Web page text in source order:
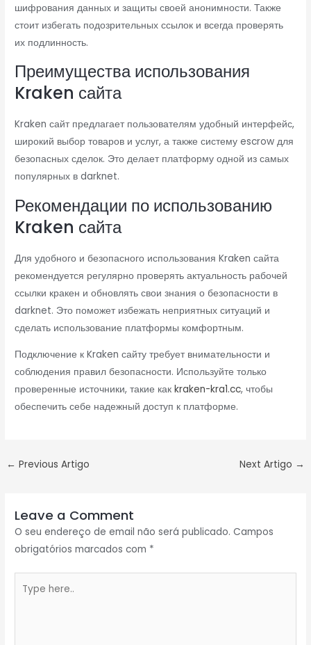
шифрования данных и защиты своей анонимности. Также
стоит избегать подозрительных ссылок и всегда проверять
их подлинность.
Преимущества использования
Kraken сайта
Kraken сайт предлагает пользователям удобный интерфейс,
широкий выбор товаров и услуг, а также систему escrow для
безопасных сделок. Это делает платформу одной из самых
популярных в darknet.
Рекомендации по использованию
Kraken сайта
Для удобного и безопасного использования Kraken сайта
рекомендуется регулярно проверять актуальность рабочей
ссылки кракен и обновлять свои знания о безопасности в
darknet. Это поможет избежать неприятных ситуаций и
сделать использование платформы комфортным.
Подключение к Kraken сайту требует внимательности и
соблюдения правил безопасности. Используйте только
проверенные источники, такие какkraken-kra1.cc, чтобы
обеспечить себе надежный доступ к платформе.
← Previous Artigo Next Artigo →
Leave a Comment
O seu endereço de email não será publicado. Campos
obrigatórios marcados com *
here..